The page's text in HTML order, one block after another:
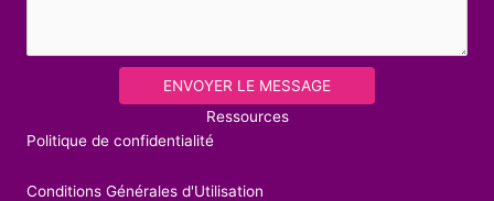
ENVOYER LE MESSAGE
Ressources
Politique de confidentialité
Conditions Générales d'Utilisation